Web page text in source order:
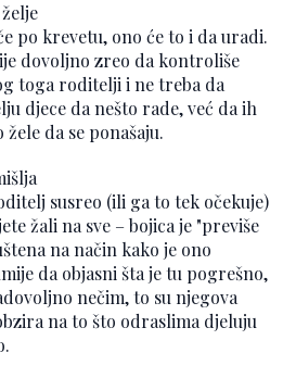
po krevetu, ono će to i da uradi.
dovoljno zreo da kontroliše
toga roditelji i ne treba da
djece da nešto rade, već da ih
da se ponašaju.
susreo (ili ga to tek očekuje)
žali na sve – bojica je "previše
na način kako je ono
da objasni šta je tu pogrešno,
nečim, to su njegova
na to što odraslima djeluju